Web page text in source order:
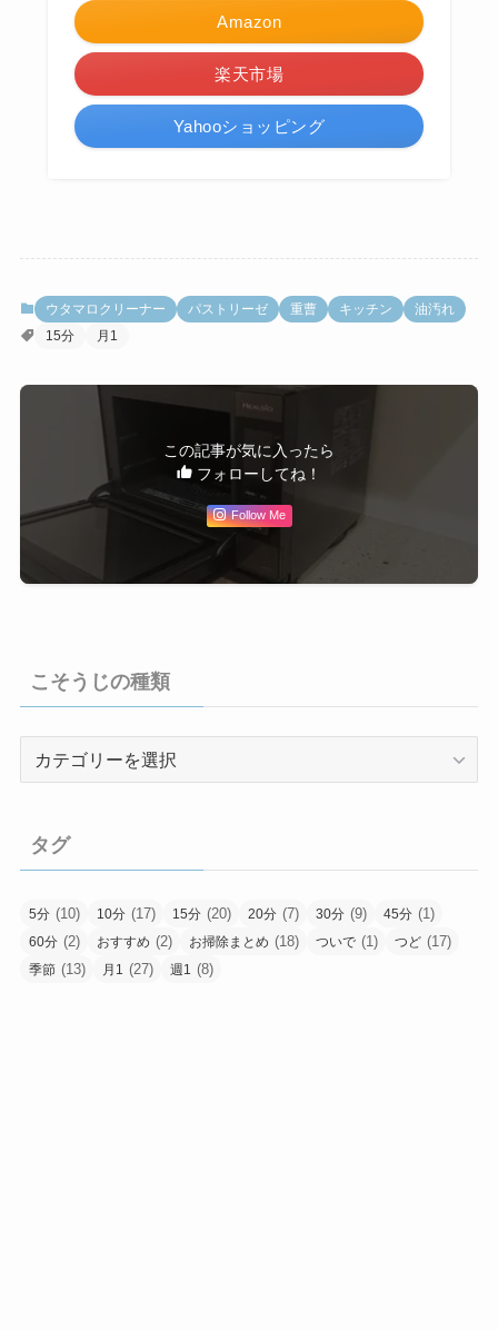
Amazon
楽天市場
Yahooショッピング
ウタマロクリーナー パストリーゼ 重曹 キッチン
油汚れ
15分
月1
この記事が気に入ったら
フォローしてね！
Follow Me
こそうじの種類
の
類
タグ
5分 (10) 10分 (17) 15分 (20) 20分 (7) 30分 (9) 45分 (1)
60分 (2) おすすめ (2) お掃除まとめ (18) ついで (1) つど (17)
季節 (13) 月1 (27) 週1 (8)